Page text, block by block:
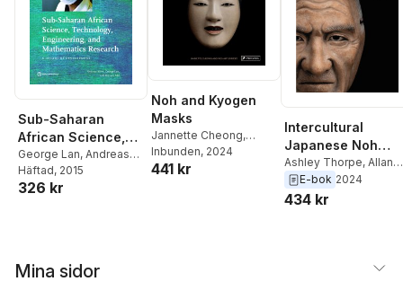
Sub-Saharan
African Science,
Technology,
Engineering and
Mathematics
George Lan, Andreas
Blom,Mariam Adil
Häftad, 2015
326 kr
Noh and Kyogen
Masks
Jannette Cheong,
Richard Emmert
Inbunden, 2024
441 kr
Intercultural
Japanese Noh
Theatre
Ashley Thorpe, Allan
Marett,Greg Giovanni
Jannette Cheong
E-bok 2024
434 kr
Mina sidor